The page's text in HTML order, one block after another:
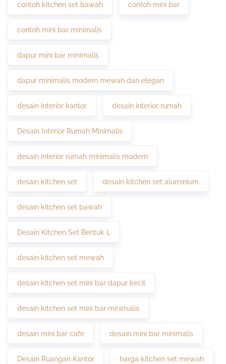
contoh kitchen set bawah contoh mini bar
contoh mini bar minimalis
dapur mini bar minimalis
dapur minimalis modern mewah dan elegan
desain interior kantor desain interior rumah
Desain Interior Rumah Minimalis
desain interior rumah minimalis modern
desain kitchen set desain kitchen set aluminium
desain kitchen set bawah
Desain Kitchen Set Bentuk L
desain kitchen set mewah
desain kitchen set mini bar dapur kecil
desain kitchen set mini bar minimalis
desain mini bar cafe desain mini bar minimalis
Desain Ruangan Kantor harga kitchen set mewah